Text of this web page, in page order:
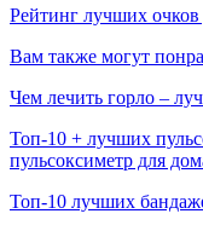
Рейтинг лучших очков
Вам также могут
Чем лечить горло –
Топ-10 + лучших
пульсоксиметр для
Топ-10 лучших